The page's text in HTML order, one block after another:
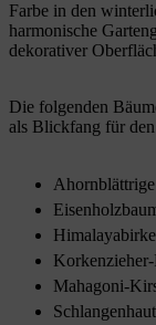
Farbe in den
harmonische
dekorativer
Die folgenden
als Blickfang für
Korkenzieher-
Mahagoni-